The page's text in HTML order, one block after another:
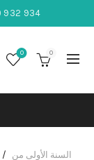
932 934
0 0